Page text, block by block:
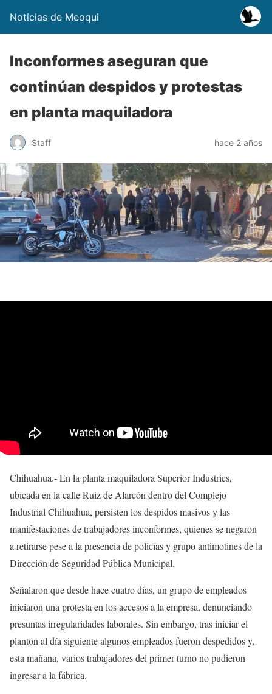
Noticias de Meoqui
Inconformes aseguran que
continúan despidos y protestas
en planta maquiladora
Staff hace 2 años
Chihuahua.- En la planta maquiladora Superior Industries,
ubicada en la calle Ruiz de Alarcón dentro del Complejo
Industrial Chihuahua, persisten los despidos masivos y las
manifestaciones de trabajadores inconformes, quienes se negaron
a retirarse pese a la presencia de policías y grupo antimotines de la
Dirección de Seguridad Pública Municipal.
Señalaron que desde hace cuatro días, un grupo de empleados
iniciaron una protesta en los accesos a la empresa, denunciando
presuntas irregularidades laborales. Sin embargo, tras iniciar el
plantón al día siguiente algunos empleados fueron despedidos y,
esta mañana, varios trabajadores del primer turno no pudieron
ingresar a la fábrica.